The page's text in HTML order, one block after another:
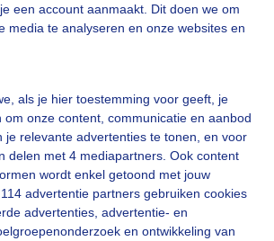
een account aanmaakt. Dit doen we om
media te analyseren en onze websites en
als je hier toestemming voor geeft, je
om onze content, communicatie en aanbod
je relevante advertenties te tonen, en voor
delen met 4 mediapartners. Ook content
wordt enkel getoond met jouw
advertentie partners gebruiken cookies
advertenties, advertentie- en
en ontwikkeling van
Een moment geduld aub...